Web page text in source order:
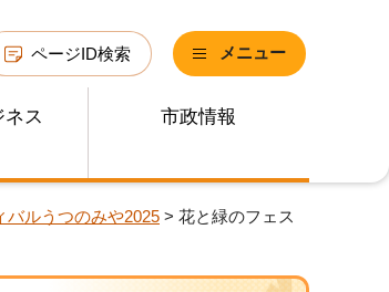
ページID検索 メニュー
ネス 市政情報
バルうつのみや2025 > 花と緑のフェス